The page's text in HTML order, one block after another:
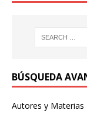
BÚSQUEDA
Autores y Materias